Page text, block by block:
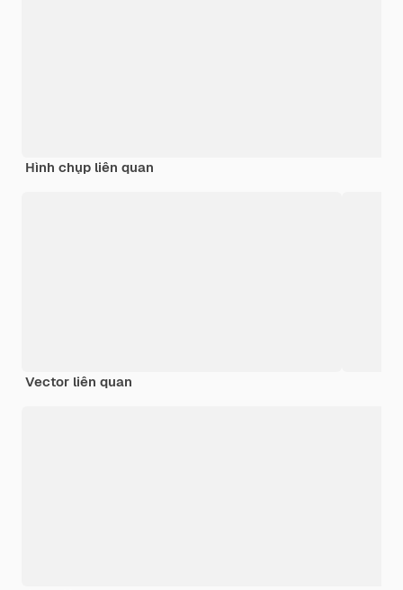
Hình chụp liên quan
Vector liên quan